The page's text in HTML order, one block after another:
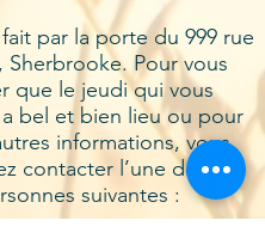
fait par la porte du 999 rue
Sherbrooke. Pour vous
que le jeudi qui vous
bel et bien lieu ou pour
informations, vous
contacter l’une des
suivantes :